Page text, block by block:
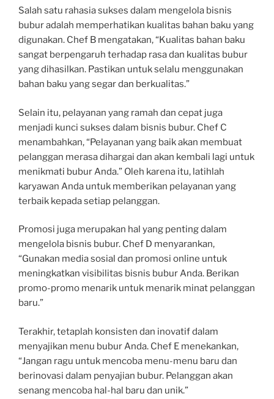
Salah satu rahasia sukses dalam mengelola bisnis
bubur adalah memperhatikan kualitas bahan baku yang
digunakan. Chef B mengatakan, “Kualitas bahan baku
sangat berpengaruh terhadap rasa dan kualitas bubur
yang dihasilkan. Pastikan untuk selalu menggunakan
bahan baku yang segar dan berkualitas.”
Selain itu, pelayanan yang ramah dan cepat juga
menjadi kunci sukses dalam bisnis bubur. Chef C
menambahkan, “Pelayanan yang baik akan membuat
pelanggan merasa dihargai dan akan kembali lagi untuk
menikmati bubur Anda.” Oleh karena itu, latihlah
karyawan Anda untuk memberikan pelayanan yang
terbaik kepada setiap pelanggan.
Promosi juga merupakan hal yang penting dalam
mengelola bisnis bubur. Chef D menyarankan,
“Gunakan media sosial dan promosi online untuk
meningkatkan visibilitas bisnis bubur Anda. Berikan
promo-promo menarik untuk menarik minat pelanggan
baru.”
Terakhir, tetaplah konsisten dan inovatif dalam
menyajikan menu bubur Anda. Chef E menekankan,
“Jangan ragu untuk mencoba menu-menu baru dan
berinovasi dalam penyajian bubur. Pelanggan akan
senang mencoba hal-hal baru dan unik.”